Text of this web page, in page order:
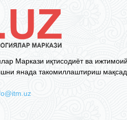
Маркази иқтисодиёт ва
янада такомиллаштириш